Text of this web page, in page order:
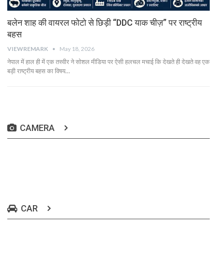
बलेन शाह की वायरल फोटो से छिड़ी “DDC याक चीज़” पर राष्ट्रीय
बहस
VIEWREMARK May 18, 2026
नेपाल में हाल ही में एक तस्वीर ने सोशल मीडिया पर ऐसी हलचल मचाई कि देखते ही देखते वह एक
बड़ी राष्ट्रीय बहस का विषय…
CAMERA
CAR